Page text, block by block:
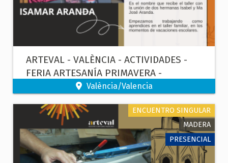
ARTEVAL - VALÈNCIA - ACTIVIDADES -
FERIA ARTESANÍA PRIMAVERA -
MARROQUINERÍA Y GUARNICIONERÍA
València/Valencia
ENCUENTRO SINGULAR
MADERA
PRESENCIAL